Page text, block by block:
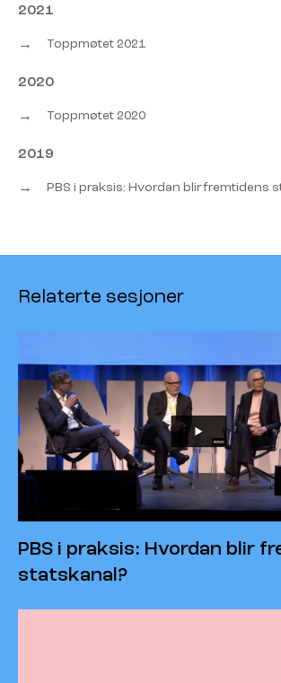
2021
→ Toppmøtet 2021
2020
→ Toppmøtet 2020
2019
→ PBS i praksis: Hvordan blir fremtidens
Relaterte sesjoner
PBS i praksis: Hvordan blir
statskanal?